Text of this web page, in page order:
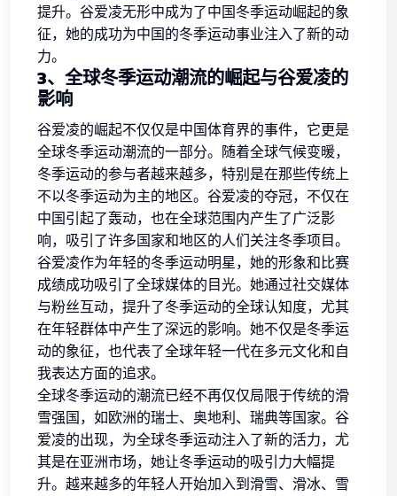
提升。谷爱凌无形中成为了中国冬季运动崛起的象
征，她的成功为中国的冬季运动事业注入了新的动
力。
3、全球冬季运动潮流的崛起与谷爱凌的
影响
谷爱凌的崛起不仅仅是中国体育界的事件，它更是
全球冬季运动潮流的一部分。随着全球气候变暖，
冬季运动的参与者越来越多，特别是在那些传统上
不以冬季运动为主的地区。谷爱凌的夺冠，不仅在
中国引起了轰动，也在全球范围内产生了广泛影
响，吸引了许多国家和地区的人们关注冬季项目。
谷爱凌作为年轻的冬季运动明星，她的形象和比赛
成绩成功吸引了全球媒体的目光。她通过社交媒体
与粉丝互动，提升了冬季运动的全球认知度，尤其
在年轻群体中产生了深远的影响。她不仅是冬季运
动的象征，也代表了全球年轻一代在多元文化和自
我表达方面的追求。
全球冬季运动的潮流已经不再仅仅局限于传统的滑
雪强国，如欧洲的瑞士、奥地利、瑞典等国家。谷
爱凌的出现，为全球冬季运动注入了新的活力，尤
其是在亚洲市场，她让冬季运动的吸引力大幅提
升。越来越多的年轻人开始加入到滑雪、滑冰、雪